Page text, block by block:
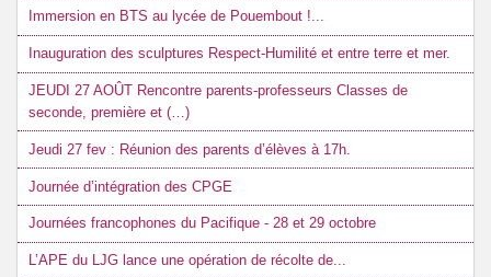
Immersion en BTS au lycée de Pouembout !...
Inauguration des sculptures Respect-Humilité et entre terre et mer.
JEUDI 27 AOÛT Rencontre parents-professeurs Classes de
seconde, première et (…)
Jeudi 27 fev : Réunion des parents d’élèves à 17h.
Journée d’intégration des CPGE
Journées francophones du Pacifique - 28 et 29 octobre
L’APE du LJG lance une opération de récolte de...